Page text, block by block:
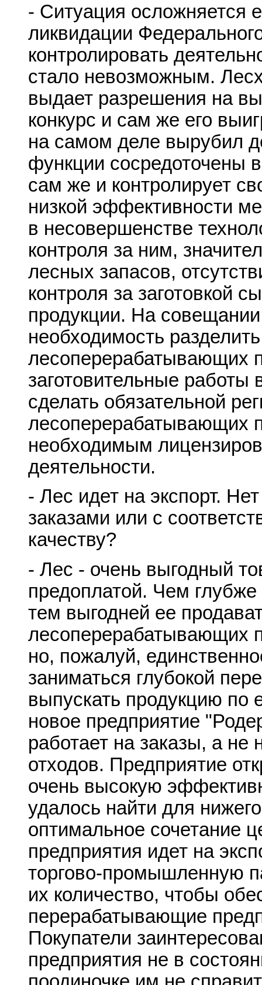
- Ситуация осложняется
ликвидации
контролировать
стало невозможным.
выдает разрешения на
конкурс и сам же его
на самом деле вырубил
функции сосредоточены
сам же и контролирует
низкой эффективности
в несовершенстве
контроля за ним,
лесных запасов,
контроля за заготовкой
продукции. На
необходимость
лесоперерабатывающих
заготовительные работы
сделать обязательной
лесоперерабатывающих
необходимым
деятельности.
- Лес идет на экспорт.
заказами или с
качеству?
- Лес - очень выгодный
предоплатой. Чем
тем выгодней ее
лесоперерабатывающих
но, пожалуй,
заниматься глубокой
выпускать продукцию по
новое предприятие
работает на заказы, а не
отходов. Предприятие
очень высокую
удалось найти для
оптимальное сочетание
предприятия идет на
торгово-промышленную
их количество, чтобы
перерабатывающие
Покупатели
предприятия не в